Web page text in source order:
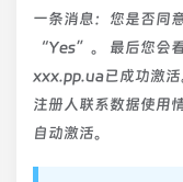
一条消息：您是否同
“Yes”。 最后您会
xxx.pp.ua已成功激
注册人联系数据使用
自动激活。